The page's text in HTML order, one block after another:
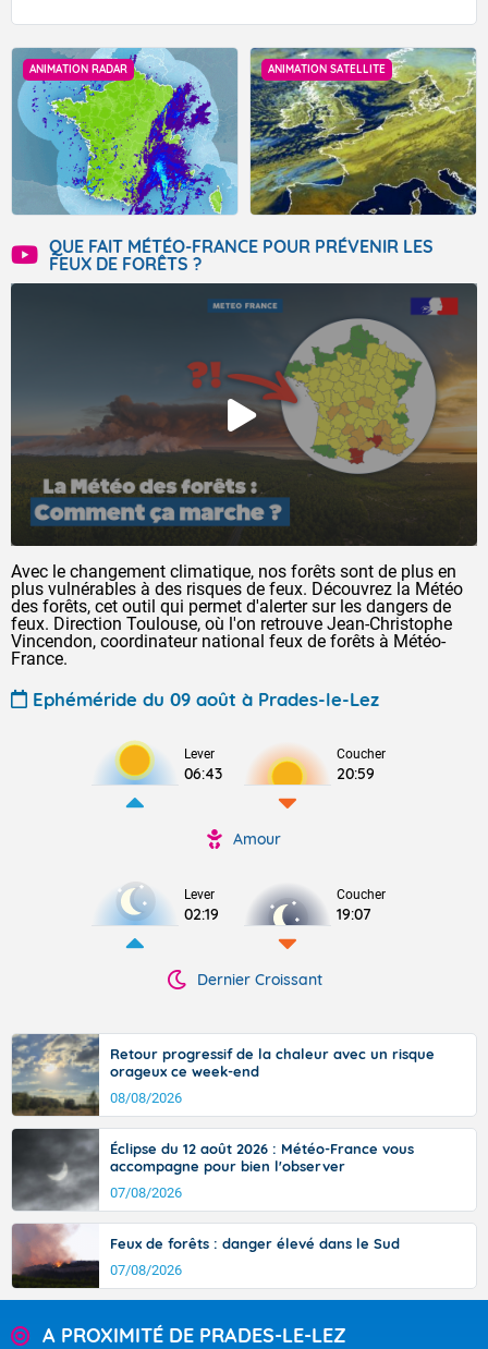
ANIMATION RADAR ANIMATION SATELLITE
QUE FAIT MÉTÉO-FRANCE POUR PRÉVENIR LES
FEUX DE FORÊTS ?
Avec le changement climatique, nos forêts sont de plus en
plus vulnérables à des risques de feux. Découvrez la Météo
des forêts, cet outil qui permet d'alerter sur les dangers de
feux. Direction Toulouse, où l'on retrouve Jean-Christophe
Vincendon, coordinateur national feux de forêts à Météo-
France.
Ephéméride du 09 août à Prades-le-Lez
Lever
06:43
Coucher
20:59
Amour
Lever
02:19
Coucher
19:07
Dernier Croissant
Retour progressif de la chaleur avec un risque
orageux ce week-end
08/08/2026
Éclipse du 12 août 2026 : Météo-France vous
accompagne pour bien l'observer
07/08/2026
Feux de forêts : danger élevé dans le Sud
07/08/2026
A PROXIMITÉ DE PRADES-LE-LEZ